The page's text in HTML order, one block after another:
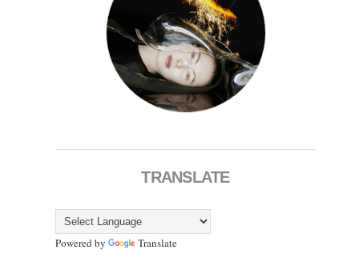
TRANSLATE
Powered by Translate